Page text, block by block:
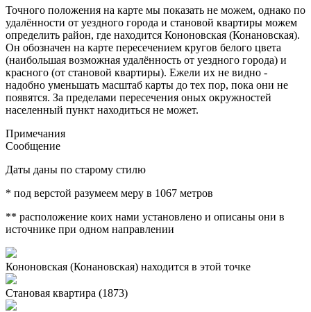
Точного положения на карте мы показать не можем, однако по
удалённости от уездного города и становой квартиры можем
определить район, где находится Кононовская (Конановская).
Он обозначен на карте пересечением кругов белого цвета
(наибольшая возможная удалённость от уездного города) и
красного (от становой квартиры). Ежели их не видно -
надобно уменьшать масштаб карты до тех пор, пока они не
появятся. За пределами пересечения оных окружностей
населенный пункт находиться не может.
Примечания
Сообщение
Даты даны по старому стилю
* под верстой разумеем меру в 1067 метров
** расположение коих нами установлено и описаны они в
источнике при одном направлении
Кононовская (Конановская) находится в этой точке
Становая квартира (1873)